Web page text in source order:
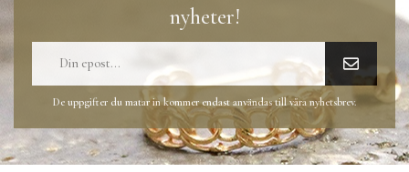
nyheter!
De uppgifter du matar in kommer endast användas till våra nyhetsbrev.